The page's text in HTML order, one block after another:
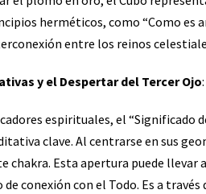
herméticos, como “Como es
entre los reinos
y el Despertar del Tercer Ojo:
espirituales, el “Significado
clave. Al centrarse en sus
chakra. Esta apertura puede llevar
conexión con el Todo. Es a